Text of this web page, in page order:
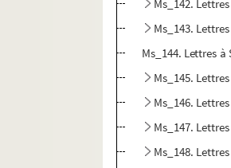
Ms_142.
Ms_143.
Ms_144. Lettres à
Ms_145.
Ms_146.
Ms_147.
Ms_148.